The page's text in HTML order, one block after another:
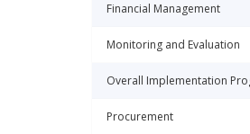
Financial Management
Monitoring and Evaluation
Overall Implementation
Procurement